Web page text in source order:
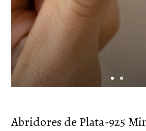
Abridores de Plata-925